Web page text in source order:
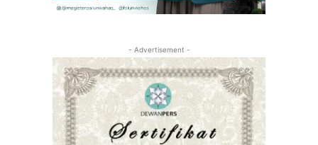
- Advertisement -